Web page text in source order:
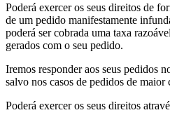
Poderá exercer os seus direitos de
de um pedido manifestamente
poderá ser cobrada uma taxa
gerados com o seu pedido.
Iremos responder aos seus pedidos
salvo nos casos de pedidos de maior
Poderá exercer os seus direitos